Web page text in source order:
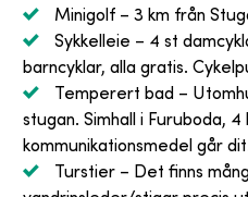
Minigolf – 3 km från
Sykkelleie – 4 st
barncyklar, alla gratis.
Temperert bad –
stugan. Simhall i Furuboda,
kommunikationsmedel går
Turstier – Det finns